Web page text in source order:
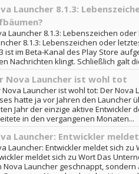
Launcher 8.1.3:
Launcher 8.1.3: Lebenszeichen
8.1.3: Lebenszeichen oder
ist im Beta-Kanal des Play Store
Nachrichten klingt. Schließlich galt
Nova Launcher ist wohl tot
Nova Launcher ist wohl tot: Der Nova
hatte ja vor Jahren den Launcher
Jahr der einzige aktive Entwickler
in den vergangenen Monaten...
Launcher: Entwickler
Launcher: Entwickler meldet sich zu
meldet sich zu Wort Das
Nova Launcher geschnappt, sondern